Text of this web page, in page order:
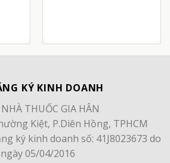
KÝ KINH DOANH
THUỐC GIA HÂN
Kiệt, P.Diên Hồng, TPHCM
ký kinh doanh số: 41J8023673 do
05/04/2016